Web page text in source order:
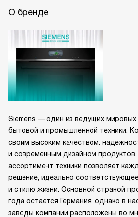
О бренде
Siemens — один из ведущих мировых
бытовой и промышленной техники.
своим высоким качеством,
и современным дизайном
ассортимент техники позволяет
решение, идеально
и стилю жизни. Основной страной
года остается Германия, однако в
заводы компании расположены во